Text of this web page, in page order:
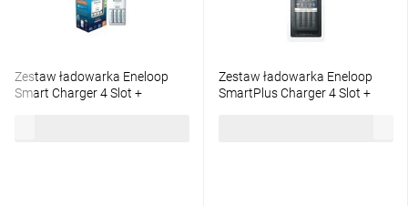
Zestaw ładowarka Eneloop
Smart Charger 4 Slot +
Zestaw ładowarka Eneloop
SmartPlus Charger 4 Slot +